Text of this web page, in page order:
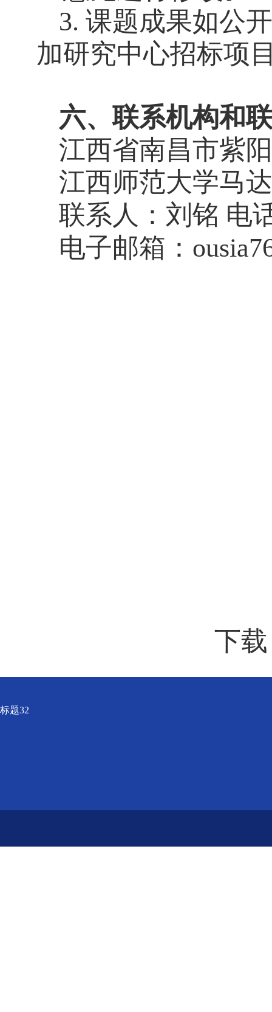
3. 课题成果如公
加研究中心招标项
六、联系机构和
江西省南昌市紫
江西师范大学马
联系人：刘铭 电
电子邮箱：
下
标题32